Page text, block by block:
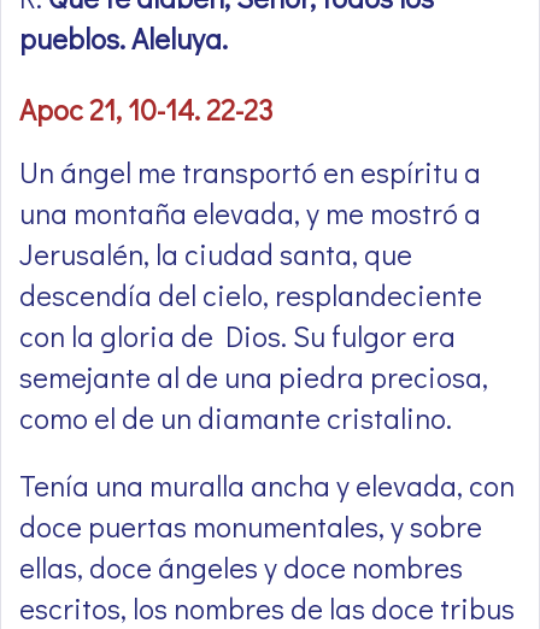
pueblos. Aleluya.
Apoc 21, 10-14. 22-23
Un ángel me transportó en espíritu a
una montaña elevada, y me mostró a
Jerusalén, la ciudad santa, que
descendía del cielo, resplandeciente
con la gloria de Dios. Su fulgor era
semejante al de una piedra preciosa,
como el de un diamante cristalino.
Tenía una muralla ancha y elevada, con
doce puertas monumentales, y sobre
ellas, doce ángeles y doce nombres
escritos, los nombres de las doce tribus